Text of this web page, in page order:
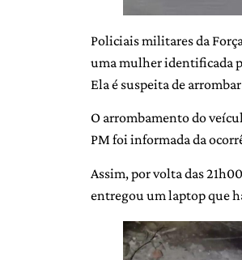
Policiais militares da
uma mulher identificada
Ela é suspeita de
O arrombamento do
PM foi informada da
Assim, por volta das
entregou um laptop que